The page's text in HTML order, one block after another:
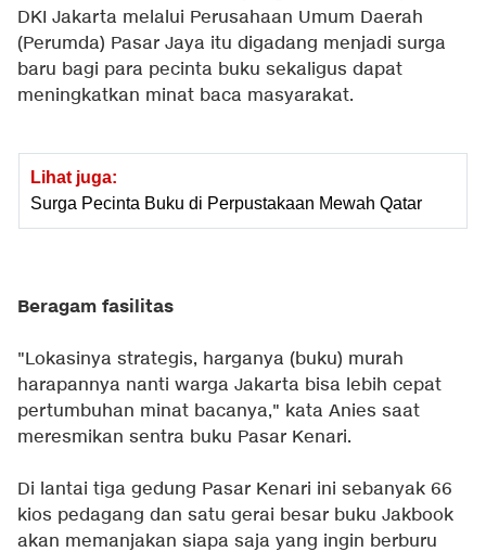
DKI Jakarta melalui Perusahaan Umum Daerah
(Perumda) Pasar Jaya itu digadang menjadi surga
baru bagi para pecinta buku sekaligus dapat
meningkatkan minat baca masyarakat.
Lihat juga:
Surga Pecinta Buku di Perpustakaan Mewah Qatar
Beragam fasilitas
"Lokasinya strategis, harganya (buku) murah
harapannya nanti warga Jakarta bisa lebih cepat
pertumbuhan minat bacanya," kata Anies saat
meresmikan sentra buku Pasar Kenari.
Di lantai tiga gedung Pasar Kenari ini sebanyak 66
kios pedagang dan satu gerai besar buku Jakbook
akan memanjakan siapa saja yang ingin berburu